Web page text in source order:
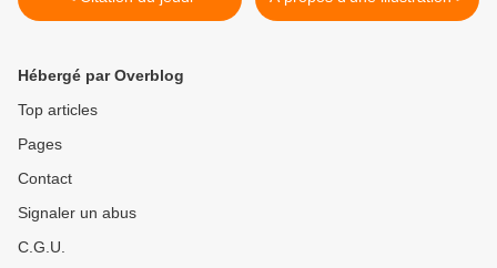
Hébergé par Overblog
Top articles
Pages
Contact
Signaler un abus
C.G.U.